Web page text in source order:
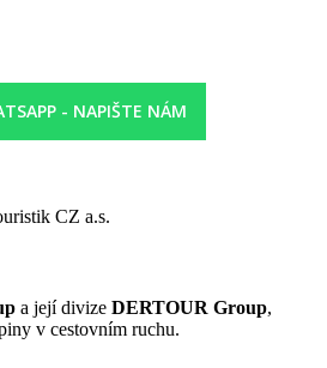
- NAPIŠTE NÁM
CZ a.s.
a její divize DERTOUR Group,
v cestovním ruchu.